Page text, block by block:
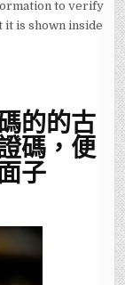
to verify
it is shown inside
的的古
碼，便
子